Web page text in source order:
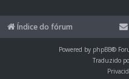
Índice do fórum
Powered by phpBB®
Traduzido